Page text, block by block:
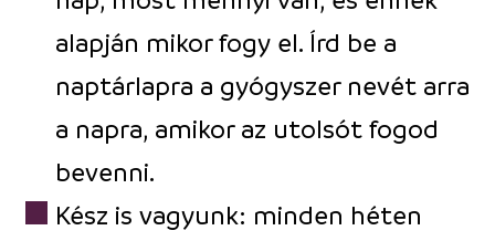
alapján mikor fogy el. Írd be a
naptárlapra a gyógyszer nevét arra
a napra, amikor az utolsót fogod
bevenni.
Kész is vagyunk: minden héten